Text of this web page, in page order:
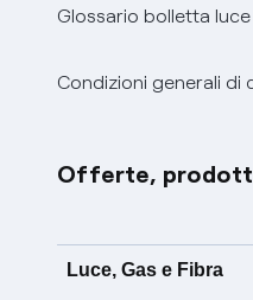
Glossario bolletta
Condizioni generali
Offerte,
Luce, Gas e Fibra